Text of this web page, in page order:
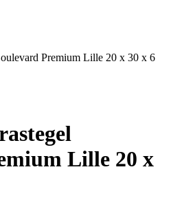
Premium Lille 20 x 30 x 6
Lille 20 x